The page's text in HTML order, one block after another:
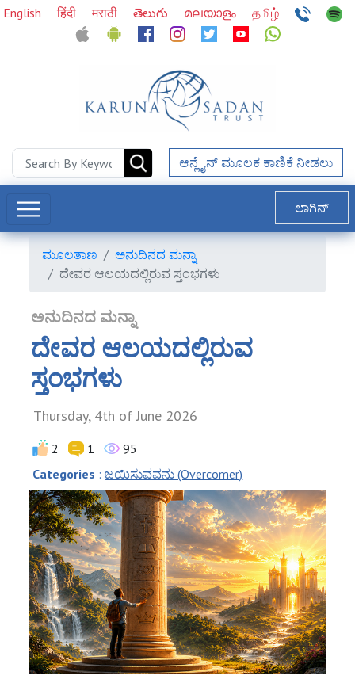
English हिंदी मराठी తెలుగు മലയാളം தமிழ்
ಆನ್ಲೈನ್ ಮೂಲಕ ಕಾಣಿಕೆ ನೀಡಲು
ಲಾಗಿನ್
ಮೂಲತಾಣ
ಅನುದಿನದ ಮನ್ನಾ
ದೇವರ ಆಲಯದಲ್ಲಿರುವ ಸ್ತಂಭಗಳು
ಅನುದಿನದ ಮನ್ನಾ
ದೇವರ ಆಲಯದಲ್ಲಿರುವ
ಸ್ತಂಭಗಳು
Thursday, 4th of June 2026
2 1
95
Categories :ಜಯಿಸುವವನು (Overcomer)